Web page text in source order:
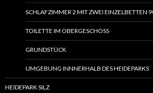
SCHLAFZIMMER 2 MIT ZWEI EINZELBETTEN
TOILETTE IM OBERGESCHOSS
GRUNDSTÜCK
UMGEBUNG INNNERHALB DES HEIDEPARKS
HEIDEPARK SILZ